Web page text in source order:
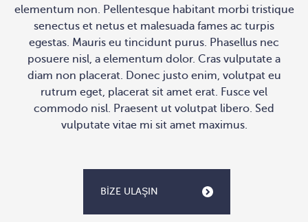
elementum non. Pellentesque habitant morbi tristique
senectus et netus et malesuada fames ac turpis
egestas. Mauris eu tincidunt purus. Phasellus nec
posuere nisl, a elementum dolor. Cras vulputate a
diam non placerat. Donec justo enim, volutpat eu
rutrum eget, placerat sit amet erat. Fusce vel
commodo nisl. Praesent ut volutpat libero. Sed
vulputate vitae mi sit amet maximus.
BIZE ULAŞIN